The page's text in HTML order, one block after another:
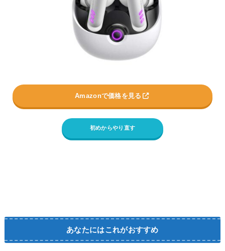
Amazonで価格を見る
初めからやり直す
あなたにはこれがおすすめ